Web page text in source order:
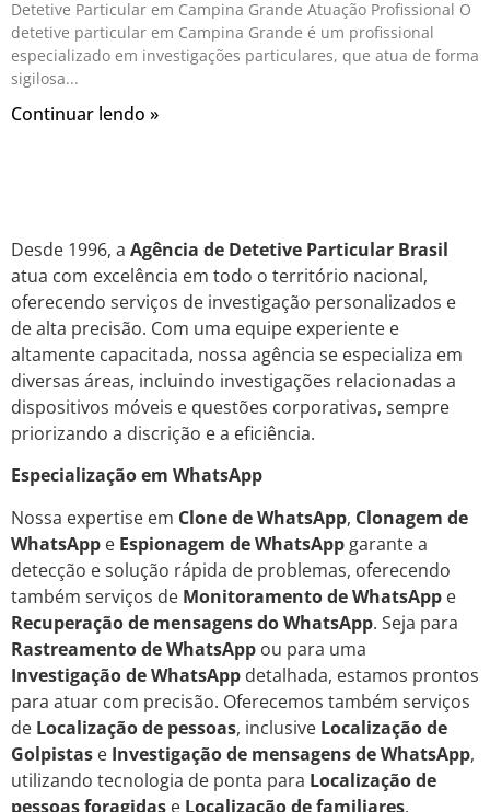
Detetive Particular em Campina Grande Atuação Profissional O
detetive particular em Campina Grande é um profissional
especializado em investigações particulares, que atua de forma
sigilosa
Continuar lendo »
Desde 1996, a Agência de Detetive Particular Brasil
atua com excelência em todo o território nacional,
oferecendo serviços de investigação personalizados e
de alta precisão. Com uma equipe experiente e
altamente capacitada, nossa agência se especializa em
diversas áreas, incluindo investigações relacionadas a
dispositivos móveis e questões corporativas, sempre
priorizando a discrição e a eficiência.
Especialização em WhatsApp
Nossa expertise em Clone de WhatsApp, Clonagem de
WhatsApp e Espionagem de WhatsApp garante a
detecção e solução rápida de problemas, oferecendo
também serviços de Monitoramento de WhatsApp e
Recuperação de mensagens do WhatsApp. Seja para
Rastreamento de WhatsApp ou para uma
Investigação de WhatsApp detalhada, estamos prontos
para atuar com precisão. Oferecemos também serviços
de Localização de pessoas, inclusive Localização de
Golpistas e Investigação de mensagens de WhatsApp,
utilizando tecnologia de ponta para Localização de
pessoas foragidas e Localização de familiares.